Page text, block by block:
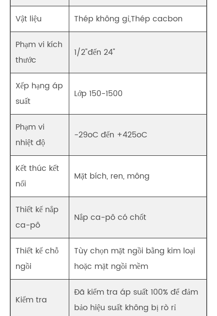
Vật liệu Thép không gỉ,Thép cacbon
Phạm vi kích
thước
1/2"đến 24"
Xếp hạng áp
suất
Lớp 150-1500
Phạm vi
nhiệt độ
-29oC đến +425oC
Kết thúc kết
nối
Mặt bích, ren, mông
Thiết kế nắp
ca-pô
Nắp ca-pô có chốt
Thiết kế chỗ
ngồi
Tùy chọn mặt ngồi bằng kim loại
hoặc mặt ngồi mềm
Kiểm tra
Đã kiểm tra áp suất 100% để đảm
bảo hiệu suất không bị rò rỉ